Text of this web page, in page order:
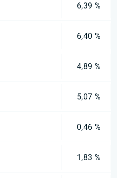
6,39 %
6,40 %
4,89 %
5,07 %
0,46 %
1,83 %